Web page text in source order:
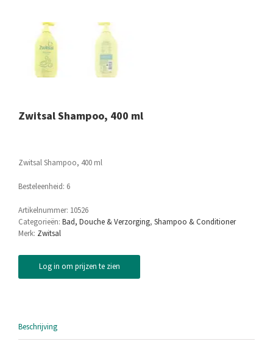
Zwitsal Shampoo, 400 ml
Zwitsal Shampoo, 400 ml
Besteleenheid: 6
Artikelnummer: 10526
Categorieën: Bad, Douche & Verzorging, Shampoo & Conditioner
Merk: Zwitsal
Log in om prijzen te zien
Beschrijving